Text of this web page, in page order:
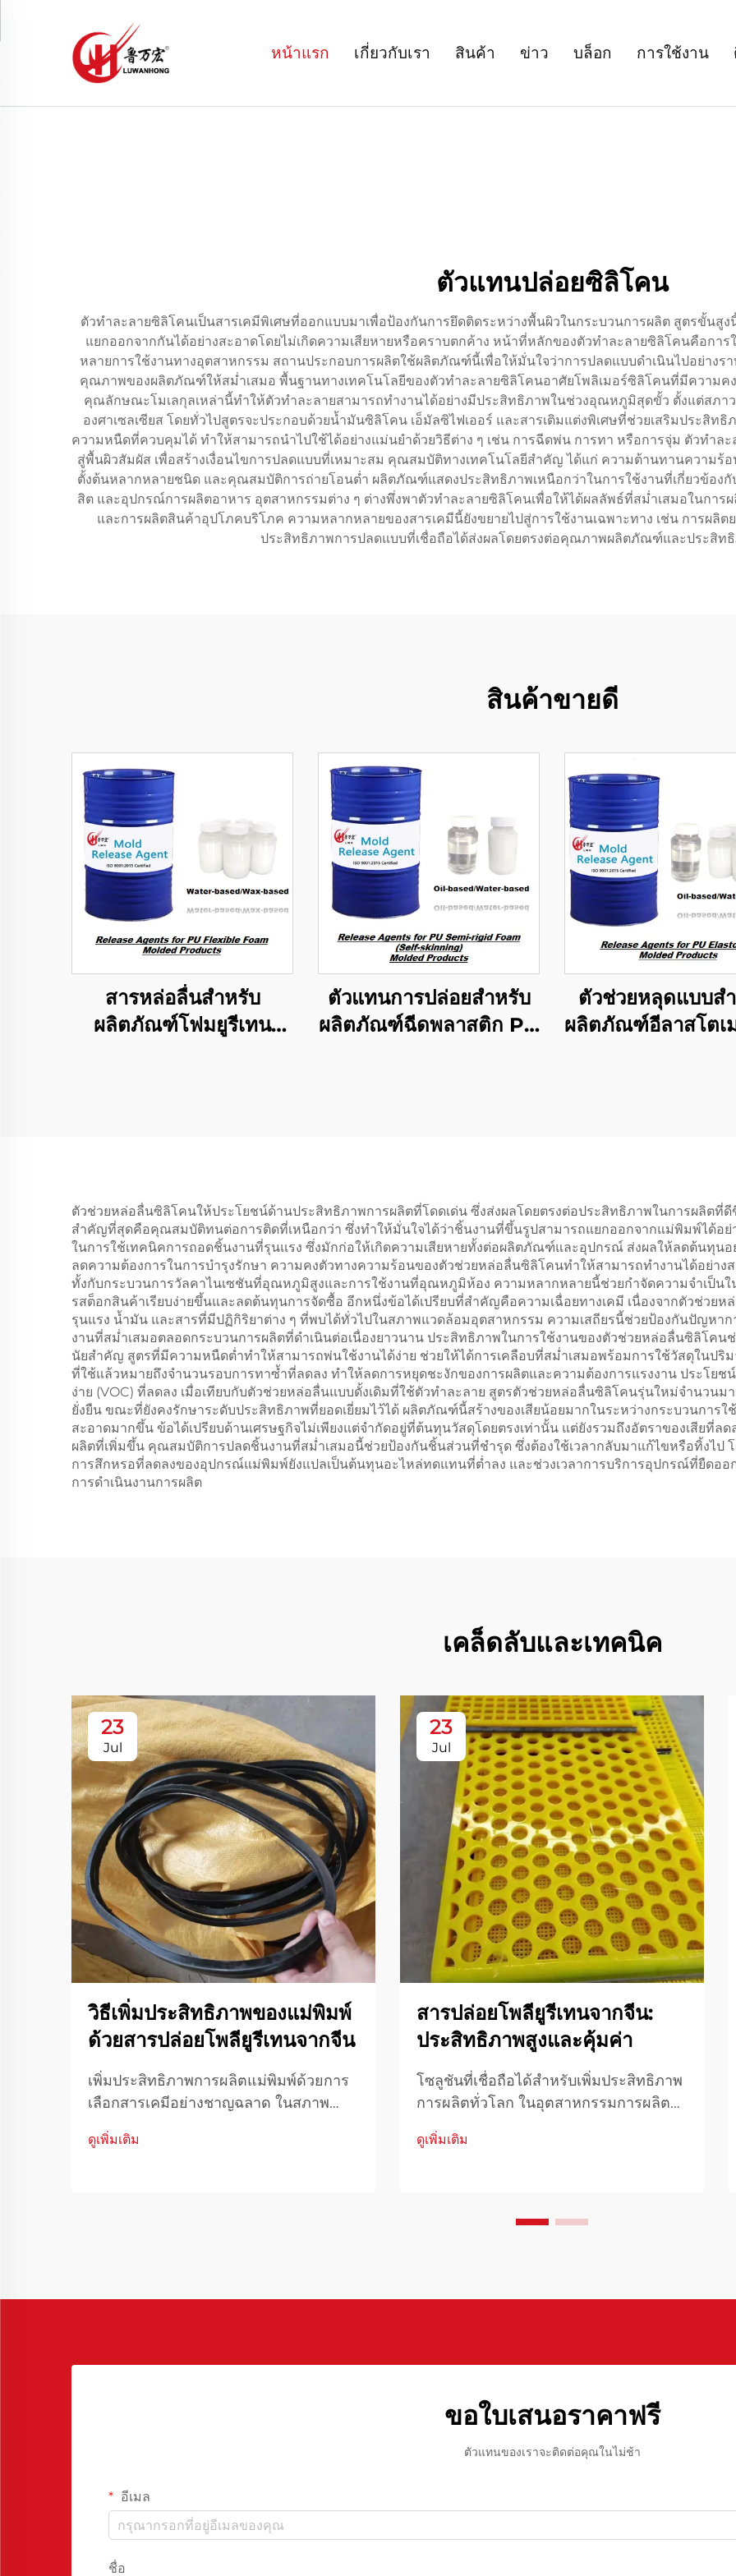
หน้าแรก เกี่ยวกับเรา สินค้า ข่าว บล็อก การใช้งาน
ตัวแทนปล่อยซิลิโคน
ตัวทำละลายซิลิโคนเป็นสารเคมีพิเศษที่ออกแบบมาเพื่อป้องกันการยึดติดระหว่างพื้นผิวในกระบวนการผลิต สูตรขั้นสู
แยกออกจากกันได้อย่างสะอาดโดยไม่เกิดความเสียหายหรือคราบตกค้าง หน้าที่หลักของตัวทำละลายซิลิโคนคือกา
หลายการใช้งานทางอุตสาหกรรม สถานประกอบการผลิตใช้ผลิตภัณฑ์นี้เพื่อให้มั่นใจว่าการปลดแบบดำเนินไปอย่างร
คุณภาพของผลิตภัณฑ์ให้สม่ำเสมอ พื้นฐานทางเทคโนโลยีของตัวทำละลายซิลิโคนอาศัยโพลิเมอร์ซิลิโคนที่มีความค
คุณลักษณะโมเลกุลเหล่านี้ทำให้ตัวทำละลายสามารถทำงานได้อย่างมีประสิทธิภาพในช่วงอุณหภูมิสุดขั้ว ตั้งแต่สภา
องศาเซลเซียส โดยทั่วไปสูตรจะประกอบด้วยน้ำมันซิลิโคน เอ็มัลซิไฟเออร์ และสารเติมแต่งพิเศษที่ช่วยเสริมประ
ความหนืดที่ควบคุมได้ ทำให้สามารถนำไปใช้ได้อย่างแม่นยำด้วยวิธีต่าง ๆ เช่น การฉีดพ่น การทา หรือการจุ่ม ตัวทำล
สู่พื้นผิวสัมผัส เพื่อสร้างเงื่อนไขการปลดแบบที่เหมาะสม คุณสมบัติทางเทคโนโลยีสำคัญ ได้แก่ ความต้านทานความร้
ตั้งต้นหลากหลายชนิด และคุณสมบัติการถ่ายโอนต่ำ ผลิตภัณฑ์แสดงประสิทธิภาพเหนือกว่าในการใช้งานที่เกี่ยวข้อง
สิต และอุปกรณ์การผลิตอาหาร อุตสาหกรรมต่าง ๆ ต่างพึ่งพาตัวทำละลายซิลิโคนเพื่อให้ได้ผลลัพธ์ที่สม่ำเสมอในกา
และการผลิตสินค้าอุปโภคบริโภค ความหลากหลายของสารเคมีนี้ยังขยายไปสู่การใช้งานเฉพาะทาง เช่น การผลิ
ประสิทธิภาพการปลดแบบที่เชื่อถือได้ส่งผลโดยตรงต่อคุณภาพผลิตภัณฑ์และประสิทธิ
สินค้าขายดี
สารหล่อลื่นสำหรับ
ผลิตภัณฑ์โฟมยูรีเทน
ตัวแทนการปล่อยสำหรับ
ผลิตภัณฑ์ฉีดพลาสติก PU
ตัวช่วยหลุดแบบส
ผลิตภัณฑ์อีลาสโตเ
ตัวช่วยหล่อลื่นซิลิโคนให้ประโยชน์ด้านประสิทธิภาพการผลิตที่โดดเด่น ซึ่งส่งผลโดยตรงต่อประสิทธิภาพในการผลิตที่
สำคัญที่สุดคือคุณสมบัติทนต่อการติดที่เหนือกว่า ซึ่งทำให้มั่นใจได้ว่าชิ้นงานที่ขึ้นรูปสามารถแยกออกจากแม่พิมพ์ได้อ
ในการใช้เทคนิคการถอดชิ้นงานที่รุนแรง ซึ่งมักก่อให้เกิดความเสียหายทั้งต่อผลิตภัณฑ์และอุปกรณ์ ส่งผลให้ลดต้นทุน
ลดความต้องการในการบำรุงรักษา ความคงตัวทางความร้อนของตัวช่วยหล่อลื่นซิลิโคนทำให้สามารถทำงานได้อย่า
ทั้งกับกระบวนการวัลคาไนเซชันที่อุณหภูมิสูงและการใช้งานที่อุณหภูมิห้อง ความหลากหลายนี้ช่วยกำจัดความจำเป็น
รสต็อกสินค้าเรียบง่ายขึ้นและลดต้นทุนการจัดซื้อ อีกหนึ่งข้อได้เปรียบที่สำคัญคือความเฉื่อยทางเคมี เนื่องจากตัวช่วยห
รุนแรง น้ำมัน และสารที่มีปฏิกิริยาต่าง ๆ ที่พบได้ทั่วไปในสภาพแวดล้อมอุตสาหกรรม ความเสถียรนี้ช่วยป้องกันปัญหา
งานที่สม่ำเสมอตลอดกระบวนการผลิตที่ดำเนินต่อเนื่องยาวนาน ประสิทธิภาพในการใช้งานของตัวช่วยหล่อลื่นซิลิโคน
นัยสำคัญ สูตรที่มีความหนืดต่ำทำให้สามารถพ่นใช้งานได้ง่าย ช่วยให้ได้การเคลือบที่สม่ำเสมอพร้อมการใช้วัสดุในป
ที่ใช้แล้วหมายถึงจำนวนรอบการทาซ้ำที่ลดลง ทำให้ลดการหยุดชะงักของการผลิตและความต้องการแรงงาน ประโยช
ง่าย (VOC) ที่ลดลง เมื่อเทียบกับตัวช่วยหล่อลื่นแบบดั้งเดิมที่ใช้ตัวทำละลาย สูตรตัวช่วยหล่อลื่นซิลิโคนรุ่นใหม่จำนวน
ยั่งยืน ขณะที่ยังคงรักษาระดับประสิทธิภาพที่ยอดเยี่ยมไว้ได้ ผลิตภัณฑ์นี้สร้างของเสียน้อยมากในระหว่างกระบวนการ
สะอาดมากขึ้น ข้อได้เปรียบด้านเศรษฐกิจไม่เพียงแต่จำกัดอยู่ที่ต้นทุนวัสดุโดยตรงเท่านั้น แต่ยังรวมถึงอัตราของเสียที่
ผลิตที่เพิ่มขึ้น คุณสมบัติการปลดชิ้นงานที่สม่ำเสมอนี้ช่วยป้องกันชิ้นส่วนที่ชำรุด ซึ่งต้องใช้เวลากลับมาแก้ไขหรือทิ้งไป
การสึกหรอที่ลดลงของอุปกรณ์แม่พิมพ์ยังแปลเป็นต้นทุนอะไหล่ทดแทนที่ต่ำลง และช่วงเวลาการบริการอุปกรณ์ที่ยืดออ
การดำเนินงานการผลิต
เคล็ดลับและเทคนิค
23
Jul
วิธีเพิ่มประสิทธิภาพของแม่พิมพ์
ด้วยสารปล่อยโพลียูรีเทนจากจีน
เพิ่มประสิทธิภาพการผลิตแม่พิมพ์ด้วยการ
เลือกสารเคมีอย่างชาญฉลาด ในสภาพ
ประสิทธิภาพของแม่พิมพ์ไม่ใช่เพียงแค่
ดูเพิ่มเติม
23
Jul
สารปล่อยโพลียูรีเทนจากจีน:
ประสิทธิภาพสูงและคุ้มค่า
โซลูชันที่เชื่อถือได้สำหรับเพิ่มประสิทธิภาพ
การผลิตทั่วโลก ในอุตสาหกรรมการผลิต
คุณภาพมีความสำคัญอย่างยิ่ง การเลือกใช้
ดูเพิ่มเติม
ขอใบเสนอราคาฟรี
ตัวแทนของเราจะติดต่อคุณในไม่ช้า
อีเมล
ชื่อ